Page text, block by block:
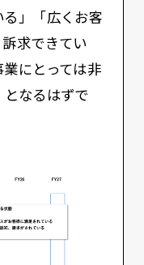
」「広くお客
求できてい
にとっては非
なるはずで